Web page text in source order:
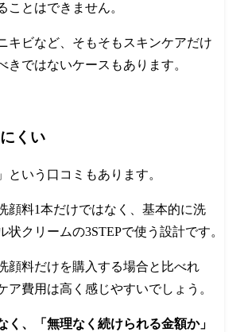
ことはできません。
キビなど、そもそもスキンケアだけ
きではないケースもあります。
くい
という口コミもあります。
顔料1本だけではなく、基本的に洗
状クリームの3STEPで使う設計です。
顔料だけを購入する場合と比べれ
ア費用は高く感じやすいでしょう。
く、「無理なく続けられる金額か」